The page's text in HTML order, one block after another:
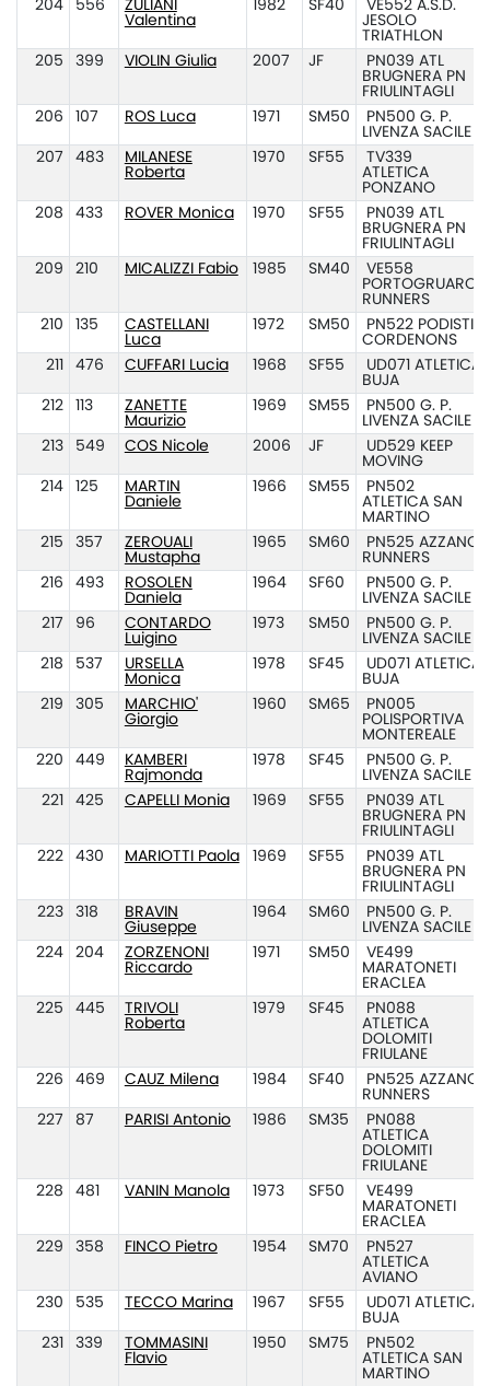
204 556
ZULIANI
Valentina
1982 SF40
VE552 A.S.D.
JESOLO
TRIATHLON
205
399 VIOLIN Giulia 2007 JF
PN039 ATL
BRUGNERA PN
FRIULINTAGLI
206
107 ROS Luca 1971 SM50
PN500 G. P.
LIVENZA SACILE
207
483
MILANESE
Roberta
1970 SF55
TV339
ATLETICA
PONZANO
208
433 ROVER Monica 1970 SF55
PN039 ATL
BRUGNERA PN
FRIULINTAGLI
209
210 MICALIZZI Fabio 1985 SM40
VE558
PORTOGRUARO
RUNNERS
210
135
CASTELLANI
Luca
1972 SM50
PN522 PODISTI
CORDENONS
211
476 CUFFARI Lucia 1968 SF55
UD071 ATLETICA
BUJA
212
113
ZANETTE
Maurizio
1969 SM55
PN500 G. P.
LIVENZA SACILE
213
549 COS Nicole 2006 JF
UD529 KEEP
MOVING
214
125
MARTIN
Daniele
1966 SM55
PN502
ATLETICA SAN
MARTINO
215
357
ZEROUALI
Mustapha
1965 SM60
PN525 AZZANO
RUNNERS
216
493
ROSOLEN
Daniela
1964 SF60
PN500 G. P.
LIVENZA SACILE
217
96
CONTARDO
Luigino
1973 SM50
PN500 G. P.
LIVENZA SACILE
218
537
URSELLA
Monica
1978 SF45
UD071 ATLETICA
BUJA
219
305
MARCHIO'
Giorgio
1960 SM65
PN005
POLISPORTIVA
MONTEREALE
220
449
KAMBERI
Rajmonda
1978 SF45
PN500 G. P.
LIVENZA SACILE
221
425 CAPELLI Monia 1969 SF55
PN039 ATL
BRUGNERA PN
FRIULINTAGLI
222
430 MARIOTTI Paola 1969 SF55
PN039 ATL
BRUGNERA PN
FRIULINTAGLI
223
318
BRAVIN
Giuseppe
1964 SM60
PN500 G. P.
LIVENZA SACILE
224
204
ZORZENONI
Riccardo
1971 SM50
VE499
MARATONETI
ERACLEA
225
445
TRIVOLI
Roberta
1979 SF45
PN088
ATLETICA
DOLOMITI
FRIULANE
226
469 CAUZ Milena 1984 SF40
PN525 AZZANO
RUNNERS
227
87 PARISI Antonio 1986 SM35
PN088
ATLETICA
DOLOMITI
FRIULANE
228
481 VANIN Manola 1973 SF50
VE499
MARATONETI
ERACLEA
229
358 FINCO Pietro 1954 SM70
PN527
ATLETICA
AVIANO
230
535 TECCO Marina 1967 SF55
UD071 ATLETICA
BUJA
231
339
TOMMASINI
Flavio
1950 SM75
PN502
ATLETICA SAN
MARTINO